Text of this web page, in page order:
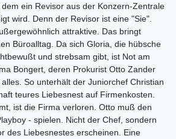
ein Revisor aus der Konzern-Zentrale
wird. Denn der Revisor ist eine "Sie".
attraktive. Das bringt
Büroalltag. Da sich Gloria, die hübsche
und strebsam gibt, ist Not am
Bongert, deren Prokurist Otto Zander
So unterhält der Juniorchef Christian
teures Liebesnest auf Firmenkosten.
ist die Firma verloren. Otto muß den
- spielen. Nicht der Chef, sondern
des Liebesnestes erscheinen. Eine